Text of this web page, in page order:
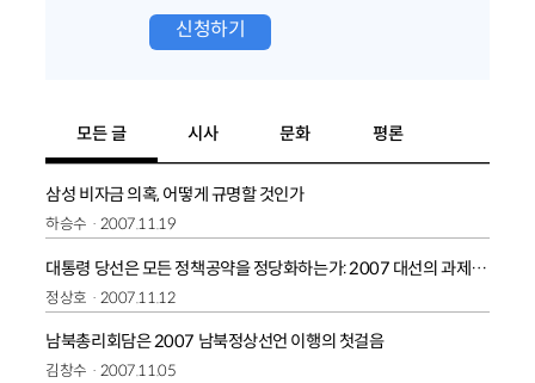
신청하기
모든 글 시사 문화 평론
삼성 비자금 의혹, 어떻게 규명할 것인가
하승수 2007.11.19
대통령 당선은 모든 정책공약을 정당화하는가: 2007 대선의 과제, 위임민주주의의 극복
정상호 2007.11.12
남북총리회담은 2007 남북정상선언 이행의 첫걸음
김창수 2007.11.05